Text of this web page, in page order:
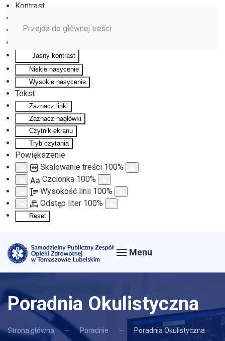
Kontrast
Monochromatyczny
Jasny kontrast
Niskie nasycenie
Wysokie nasycenie
Tekst
Zaznacz linki
Zaznacz nagłówki
Czytnik ekranu
Tryb czytania
Powiększenie
Skalowanie treści 100%
Aa Czcionka 100%
Wysokość linii 100%
Odstęp liter 100%
Reset
Przejdź do głównej treści
Menu
Poradnia Okulistyczna
Strona główna Poradnie Poradnia Okulistyczna